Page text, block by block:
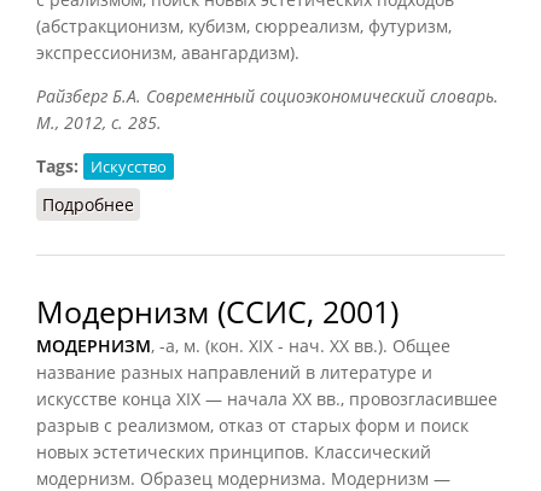
(абстракционизм, кубизм, сюрреализм, футуризм,
экспрессионизм, авангардизм).
Райзберг Б.А. Современный социоэкономический словарь.
М., 2012, с. 285.
Tags:
Искусство
Подробнее
Модернизм (ССИС, 2001)
МОДЕРНИЗМ, -а, м. (кон. XIX - нач. XX вв.). Общее
название разных направлений в литературе и
искусстве конца XIX — начала XX вв., провозгласившее
разрыв с реализмом, отказ от старых форм и поиск
новых эстетических принципов. Классический
модернизм. Образец модернизма. Модернизм —